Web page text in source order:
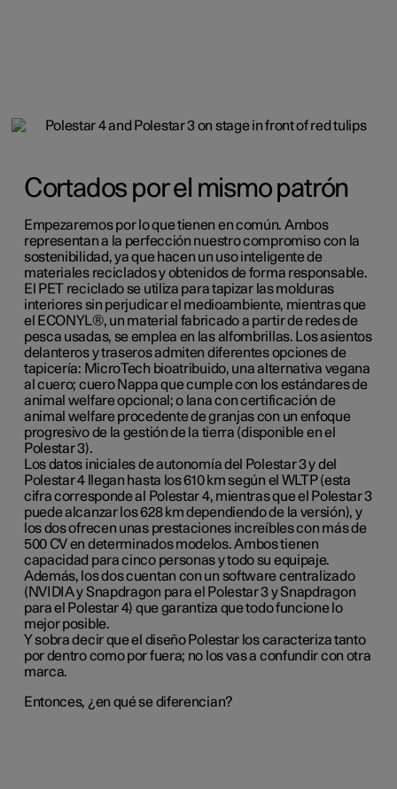
Cortados por el mismo patrón
Empezaremos por lo que tienen en común. Ambos
representan a la perfección nuestro compromiso con la
sostenibilidad, ya que hacen un uso inteligente de
materiales reciclados y obtenidos de forma responsable.
El PET reciclado se utiliza para tapizar las molduras
interiores sin perjudicar el medioambiente, mientras que
el ECONYL®, un material fabricado a partir de redes de
pesca usadas, se emplea en las alfombrillas. Los asientos
delanteros y traseros admiten diferentes opciones de
tapicería: MicroTech bioatribuido, una alternativa vegana
al cuero; cuero Nappa que cumple con los estándares de
animal welfare opcional; o lana con certificación de
animal welfare procedente de granjas con un enfoque
progresivo de la gestión de la tierra (disponible en el
Polestar 3).
Los datos iniciales de autonomía del Polestar 3 y del
Polestar 4 llegan hasta los 610 km según el WLTP (esta
cifra corresponde al Polestar 4, mientras que el Polestar 3
puede alcanzar los 628 km dependiendo de la versión), y
los dos ofrecen unas prestaciones increíbles con más de
500 CV en determinados modelos. Ambos tienen
capacidad para cinco personas y todo su equipaje.
Además, los dos cuentan con un software centralizado
(NVIDIA y Snapdragon para el Polestar 3 y Snapdragon
para el Polestar 4) que garantiza que todo funcione lo
mejor posible.
Y sobra decir que el diseño Polestar los caracteriza tanto
por dentro como por fuera; no los vas a confundir con otra
marca.
Entonces, ¿en qué se diferencian?